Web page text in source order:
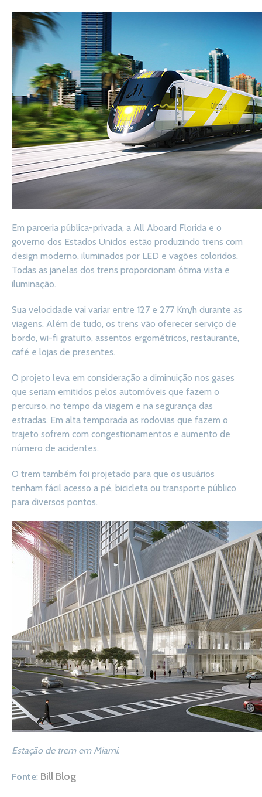
Em parceria pública-privada, a All Aboard Florida e o
governo dos Estados Unidos estão produzindo trens com
design moderno, iluminados por LED e vagões coloridos.
Todas as janelas dos trens proporcionam ótima vista e
iluminação.
Sua velocidade vai variar entre 127 e 277 Km/h durante as
viagens. Além de tudo, os trens vão oferecer serviço de
bordo, wi-fi gratuito, assentos ergométricos, restaurante,
café e lojas de presentes.
O projeto leva em consideração a diminuição nos gases
que seriam emitidos pelos automóveis que fazem o
percurso, no tempo da viagem e na segurança das
estradas. Em alta temporada as rodovias que fazem o
trajeto sofrem com congestionamentos e aumento de
número de acidentes.
O trem também foi projetado para que os usuários
tenham fácil acesso a pé, bicicleta ou transporte público
para diversos pontos.
Estação de trem em Miami.
Fonte: Bill Blog